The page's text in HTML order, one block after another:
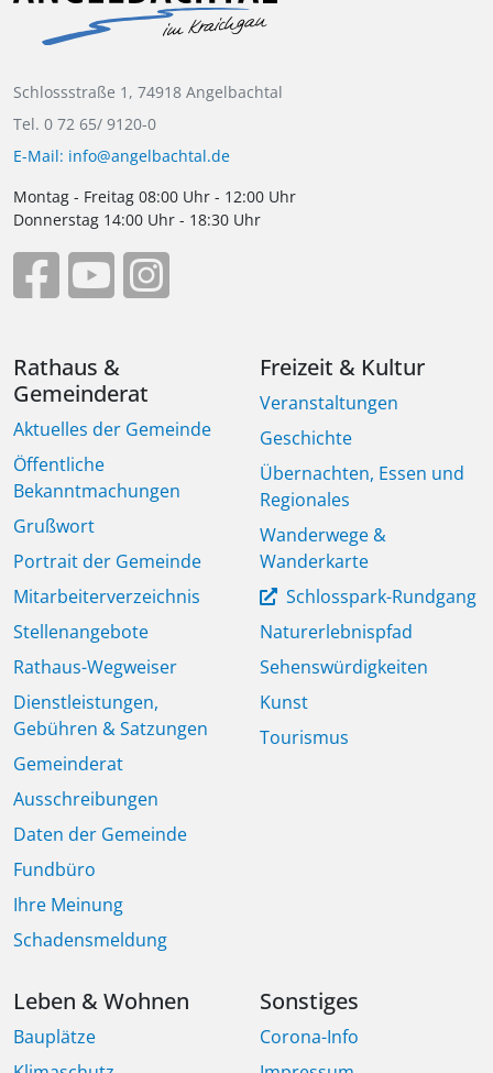
Schlossstraße 1, 74918 Angelbachtal
Tel. 0 72 65/ 9120-0
E-Mail: info@angelbachtal.de
Montag - Freitag 08:00 Uhr - 12:00 Uhr
Donnerstag 14:00 Uhr - 18:30 Uhr
Rathaus &
Gemeinderat
Aktuelles der Gemeinde
Öffentliche
Bekanntmachungen
Grußwort
Portrait der Gemeinde
Mitarbeiterverzeichnis
Stellenangebote
Rathaus-Wegweiser
Dienstleistungen,
Gebühren & Satzungen
Gemeinderat
Ausschreibungen
Daten der Gemeinde
Fundbüro
Ihre Meinung
Schadensmeldung
Freizeit & Kultur
Veranstaltungen
Geschichte
Übernachten, Essen und
Regionales
Wanderwege &
Wanderkarte
Schlosspark-Rundgang
Naturerlebnispfad
Sehenswürdigkeiten
Kunst
Tourismus
Leben & Wohnen
Bauplätze
Sonstiges
Corona-Info